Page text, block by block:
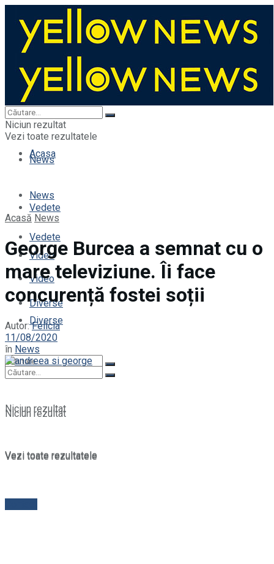
Acasa
News
Vedete
Video
Diverse
Niciun rezultat
Vezi toate rezultatele
Acasa
News
Vedete
Video
Diverse
Niciun rezultat
Vezi toate rezultatele
Niciun rezultat
Vezi toate rezultatele
Acasă News
George Burcea a semnat cu o
mare televiziune. Îi face
concurență fostei soții
Autor: Felicia
11/08/2020
în News